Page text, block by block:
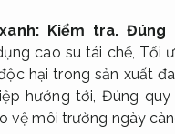
Kiểm tra. Đúng
cao su tái chế, Tối
hại trong sản xuất
hướng tới,Đúng quy
vệ môi trường ngày